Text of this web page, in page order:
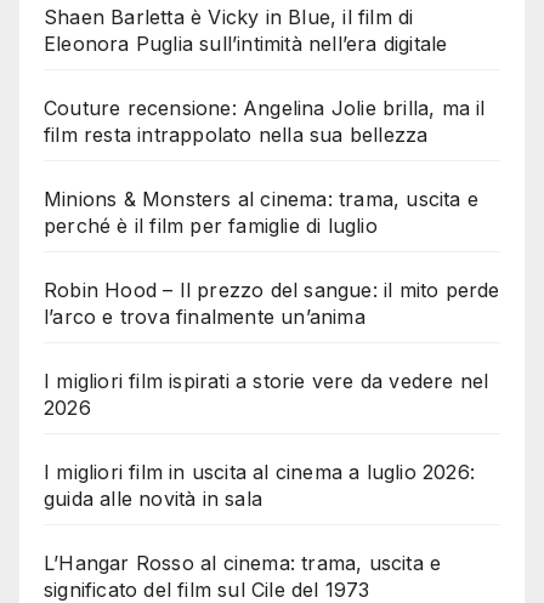
Shaen Barletta è Vicky in Blue, il film di
Eleonora Puglia sull’intimità nell’era digitale
Couture recensione: Angelina Jolie brilla, ma il
film resta intrappolato nella sua bellezza
Minions & Monsters al cinema: trama, uscita e
perché è il film per famiglie di luglio
Robin Hood – Il prezzo del sangue: il mito perde
l’arco e trova finalmente un’anima
I migliori film ispirati a storie vere da vedere nel
2026
I migliori film in uscita al cinema a luglio 2026:
guida alle novità in sala
L’Hangar Rosso al cinema: trama, uscita e
significato del film sul Cile del 1973